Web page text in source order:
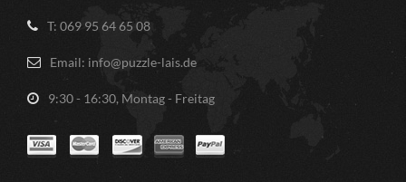
T: 069 95 64 65 08
Email: info@puzzle-lais.de
9:30 - 16:30, Montag - Freitag